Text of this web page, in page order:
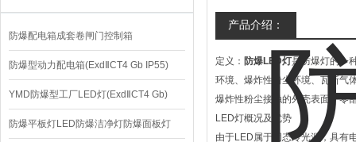
防爆配电箱成套卷闸门控制箱
防爆型动力配电箱(ExdⅡCT4 Gb IP55)
YMD防爆型工厂LED灯(ExdⅡCT4 Gb)
220V/150W
防爆平板灯LED防爆洁净灯防爆面板灯
产品介绍：
定义： 防爆LED灯是防爆灯的一
环境、爆炸性粉尘环境、瓦斯气
爆炸性粉尘接触的外壳表面、零
LED灯概况及优势
由于LED属于固态冷光源，具有